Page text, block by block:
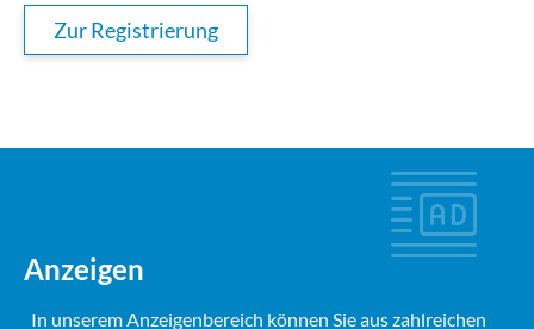
Zur Registrierung
Anzeigen
In unserem Anzeigenbereich können Sie aus zahlreichen